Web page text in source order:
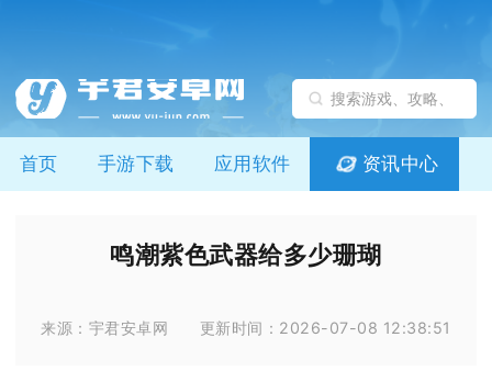
首页 手游下载 应用软件 资讯中心
鸣潮紫色武器给多少珊瑚
来源：宇君安卓网 更新时间：2026-07-08 12:38:51